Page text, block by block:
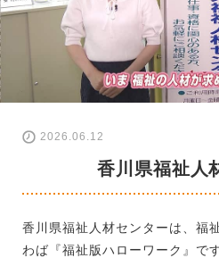
2026.06.12
香川県福祉人
香川県福祉人材センターは、福
わば『福祉版ハローワーク』で